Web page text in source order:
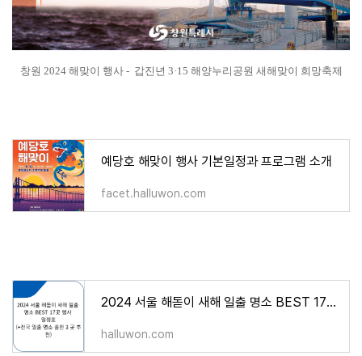
창원 2024 해맞이 행사 - 갑진년 3·15 해양누리공원 새해맞이 희망축제
예당호 해맞이 행사 기본일정과 프로그램 소개
facet.halluwon.com
2024 서울 해돋이 새해 일출 명소 BEST 17곳 행사 일정표(+전국 일출 명소 출전 3 곳 추천)
halluwon.com